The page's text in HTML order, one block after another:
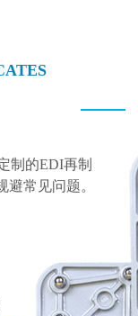
制的EDI再制
常见问题。